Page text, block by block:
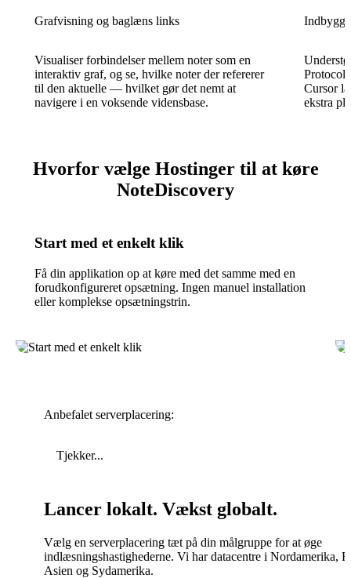
Grafvisning og baglæns links
Visualiser forbindelser mellem noter som en
interaktiv graf, og se, hvilke noter der refererer
til den aktuelle — hvilket gør det nemt at
navigere i en voksende vidensbase.
Protocol
Cursor
ekstra
Hvorfor vælge Hostinger til at køre
NoteDiscovery
Start med et enkelt klik
Få din applikation op at køre med det samme med en
forudkonfigureret opsætning. Ingen manuel installation
eller komplekse opsætningstrin.
Anbefalet serverplacering:
Tjekker...
Lancer lokalt. Vækst globalt.
Vælg en serverplacering tæt på din målgruppe for at øge
indlæsningshastighederne. Vi har datacentre i Nordamerika,
Asien og Sydamerika.